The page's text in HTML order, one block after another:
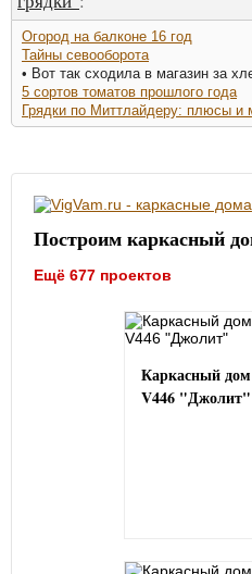
Огород на балконе 16 год
Тайны севооборота
• Вот так сходила в магазин за
5 сортов томатов прошлого года
Грядки по Миттлайдеру: плюсы и
Построим каркасный
Ещё 677 проектов
Каркасный
V446 "Джолит"